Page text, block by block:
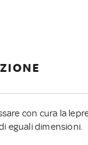
con cura la
eguali dimensioni.